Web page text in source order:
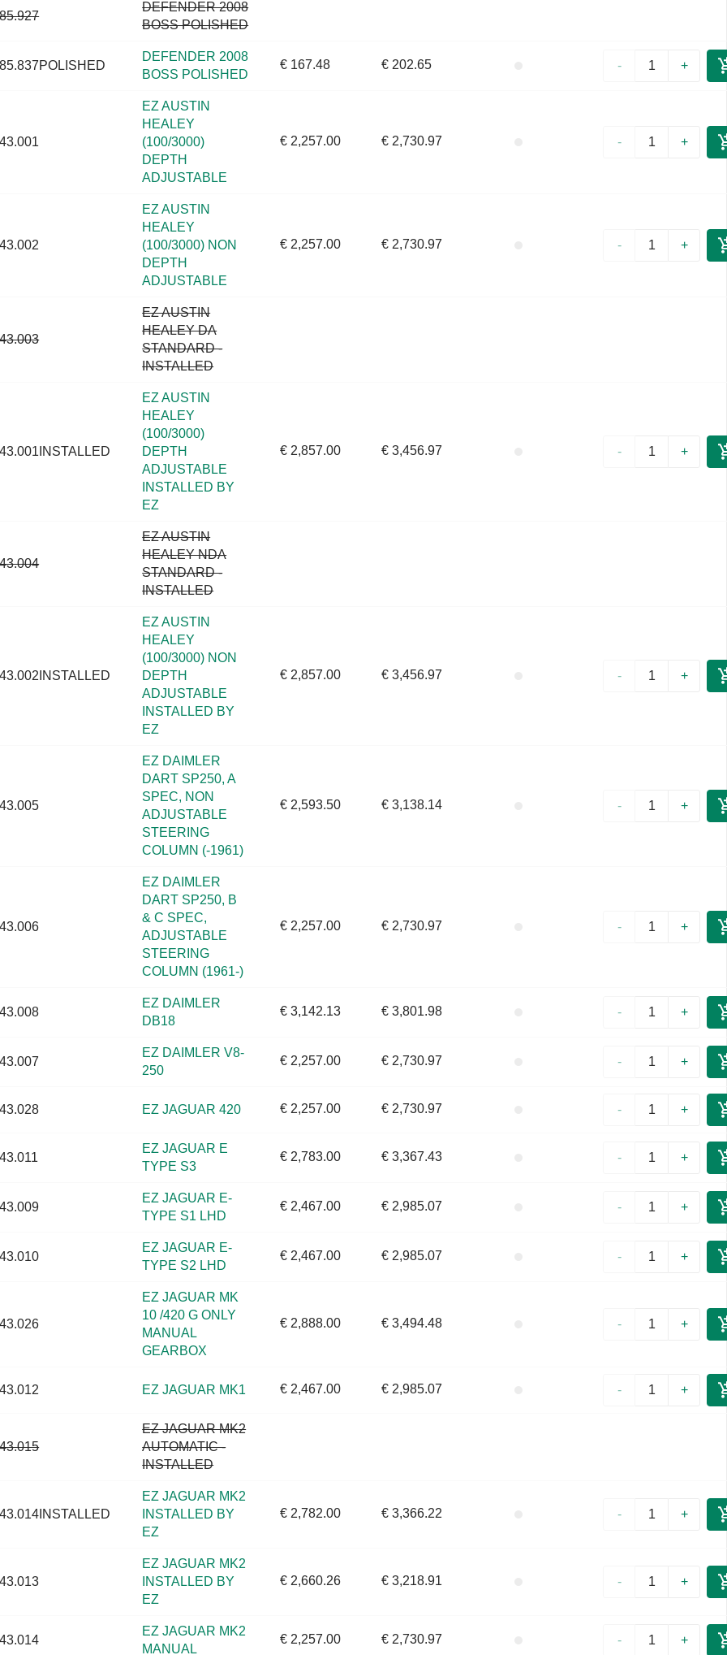
DEFENDER 2008
BOSS POLISHED
DEFENDER 2008
BOSS POLISHED
€ 167.48 € 202.65 - +
EZ AUSTIN
HEALEY
(100/3000)
DEPTH
ADJUSTABLE
€ 2,257.00 € 2,730.97 - +
EZ AUSTIN
HEALEY
(100/3000) NON
DEPTH
ADJUSTABLE
€ 2,257.00 € 2,730.97 - +
EZ AUSTIN
HEALEY DA
STANDARD -
INSTALLED
EZ AUSTIN
HEALEY
(100/3000)
DEPTH
ADJUSTABLE
INSTALLED BY
EZ
€ 2,857.00 € 3,456.97 - +
EZ AUSTIN
HEALEY NDA
STANDARD -
INSTALLED
EZ AUSTIN
HEALEY
(100/3000) NON
DEPTH
ADJUSTABLE
INSTALLED BY
EZ
€ 2,857.00 € 3,456.97 - +
EZ DAIMLER
DART SP250, A
SPEC, NON
ADJUSTABLE
STEERING
COLUMN (-1961)
€ 2,593.50 € 3,138.14 - +
EZ DAIMLER
DART SP250, B
& C SPEC,
ADJUSTABLE
STEERING
COLUMN (1961-)
€ 2,257.00 € 2,730.97 - +
EZ DAIMLER
DB18
€ 3,142.13 € 3,801.98 - +
EZ DAIMLER V8-
250
€ 2,257.00 € 2,730.97 - +
EZ JAGUAR 420 € 2,257.00 € 2,730.97 - +
EZ JAGUAR E
TYPE S3
€ 2,783.00 € 3,367.43 - +
EZ JAGUAR E-
TYPE S1 LHD
€ 2,467.00 € 2,985.07 - +
EZ JAGUAR E-
TYPE S2 LHD
€ 2,467.00 € 2,985.07 - +
EZ JAGUAR MK
10 /420 G ONLY
MANUAL
GEARBOX
€ 2,888.00 € 3,494.48 - +
EZ JAGUAR MK1 € 2,467.00 € 2,985.07 - +
EZ JAGUAR MK2
AUTOMATIC -
INSTALLED
EZ JAGUAR MK2
INSTALLED BY
EZ
€ 2,782.00 € 3,366.22 - +
EZ JAGUAR MK2
INSTALLED BY
EZ
€ 2,660.26 € 3,218.91 - +
EZ JAGUAR MK2
MANUAL
€ 2,257.00 € 2,730.97 - +